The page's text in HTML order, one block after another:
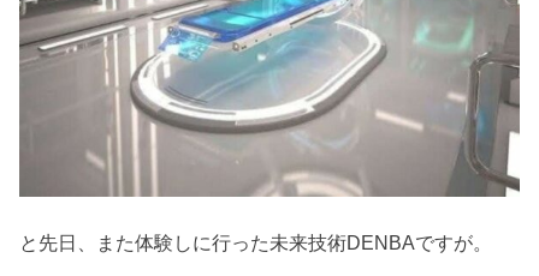
と先日、また体験しに行った未来技術DENBAですが。